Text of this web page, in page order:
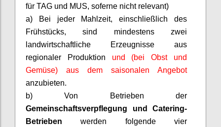
für TAG und MUS, soferne nicht relevant)
a) Bei jeder Mahlzeit, einschließlich des
Frühstücks, sind mindestens zwei
landwirtschaftliche Erzeugnisse aus
regionaler Produktion und (bei Obst und
Gemüse) aus dem saisonalen Angebot
anzubieten.
b) Von Betrieben der
Gemeinschaftsverpflegung und Catering-
Betrieben werden folgende vier